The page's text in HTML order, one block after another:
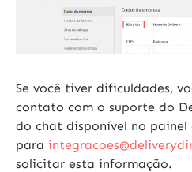
Se você tiver dificuldades,
contato com o suporte do
do chat disponível no painel
para
solicitar esta informação.